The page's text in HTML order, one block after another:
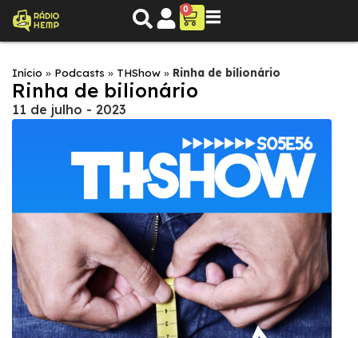
0
Início » Podcasts » THShow » Rinha de bilionário
Rinha de bilionário
11 de julho - 2023